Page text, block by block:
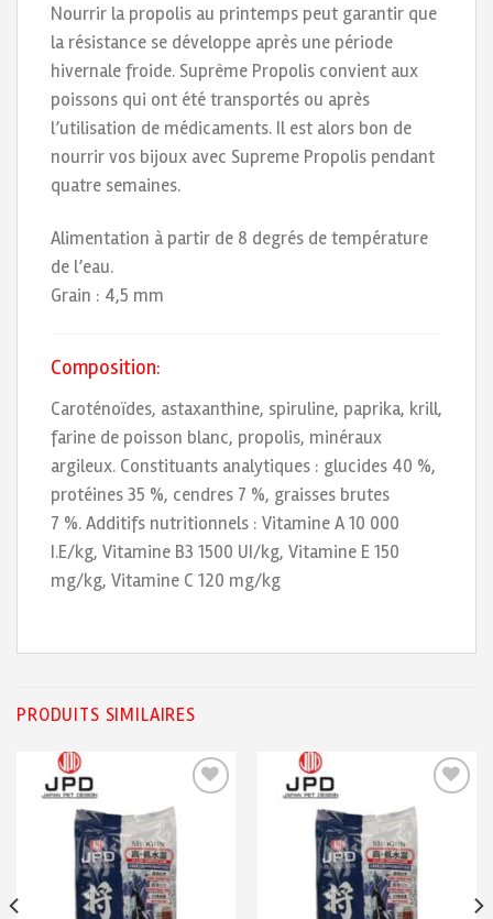
Nourrir la propolis au printemps peut garantir que
la résistance se développe après une période
hivernale froide. Suprême Propolis convient aux
poissons qui ont été transportés ou après
l’utilisation de médicaments. Il est alors bon de
nourrir vos bijoux avec Supreme Propolis pendant
quatre semaines.
Alimentation à partir de 8 degrés de température
de l’eau.
Grain : 4,5 mm
Composition:
Caroténoïdes, astaxanthine, spiruline, paprika, krill,
farine de poisson blanc, propolis, minéraux
argileux. Constituants analytiques : glucides 40 %,
protéines 35 %, cendres 7 %, graisses brutes
7 %. Additifs nutritionnels : Vitamine A 10 000
I.E/kg, Vitamine B3 1500 UI/kg, Vitamine E 150
mg/kg, Vitamine C 120 mg/kg
PRODUITS SIMILAIRES